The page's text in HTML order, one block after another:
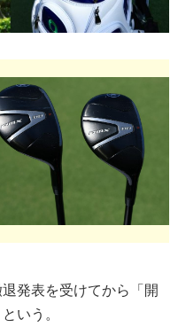
発表を受けてから「開
いう。